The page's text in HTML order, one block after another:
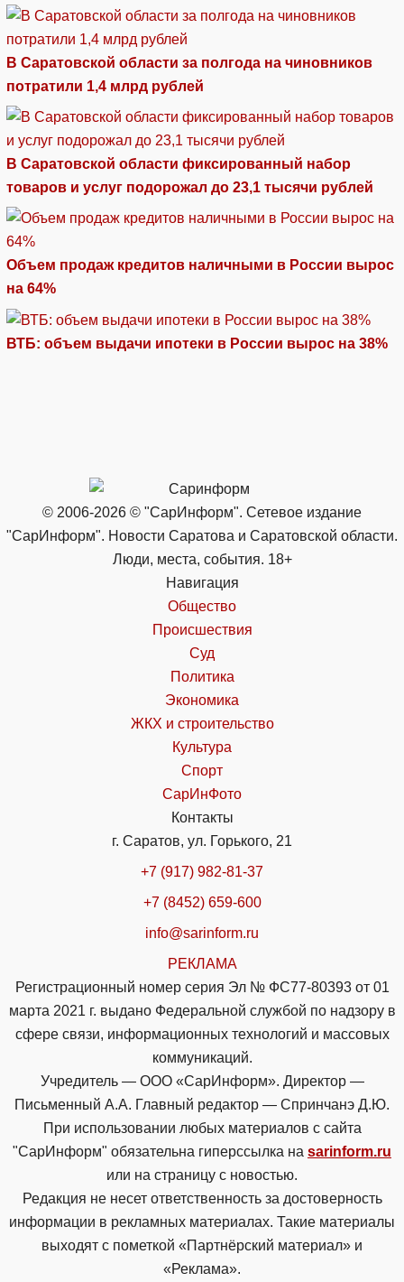
В Саратовской области за полгода на чиновников
потратили 1,4 млрд рублей
В Саратовской области фиксированный набор
товаров и услуг подорожал до 23,1 тысячи рублей
Объем продаж кредитов наличными в России вырос
на 64%
ВТБ: объем выдачи ипотеки в России вырос на 38%
© 2006-2026 © "СарИнформ". Сетевое издание
"СарИнформ". Новости Саратова и Саратовской области.
Люди, места, события. 18+
Навигация
Общество
Происшествия
Суд
Политика
Экономика
ЖКХ и строительство
Культура
Спорт
СарИнФото
Контакты
г. Саратов, ул. Горького, 21
+7 (917) 982-81-37
+7 (8452) 659-600
info@sarinform.ru
РЕКЛАМА
Регистрационный номер серия Эл № ФС77-80393 от 01
марта 2021 г. выдано Федеральной службой по надзору в
сфере связи, информационных технологий и массовых
коммуникаций.
Учредитель — ООО «СарИнформ». Директор —
Письменный А.А. Главный редактор — Спринчанэ Д.Ю.
При использовании любых материалов с сайта
"СарИнформ" обязательна гиперссылка на sarinform.ru
или на страницу с новостью.
Редакция не несет ответственность за достоверность
информации в рекламных материалах. Такие материалы
выходят с пометкой «Партнёрский материал» и
«Реклама».